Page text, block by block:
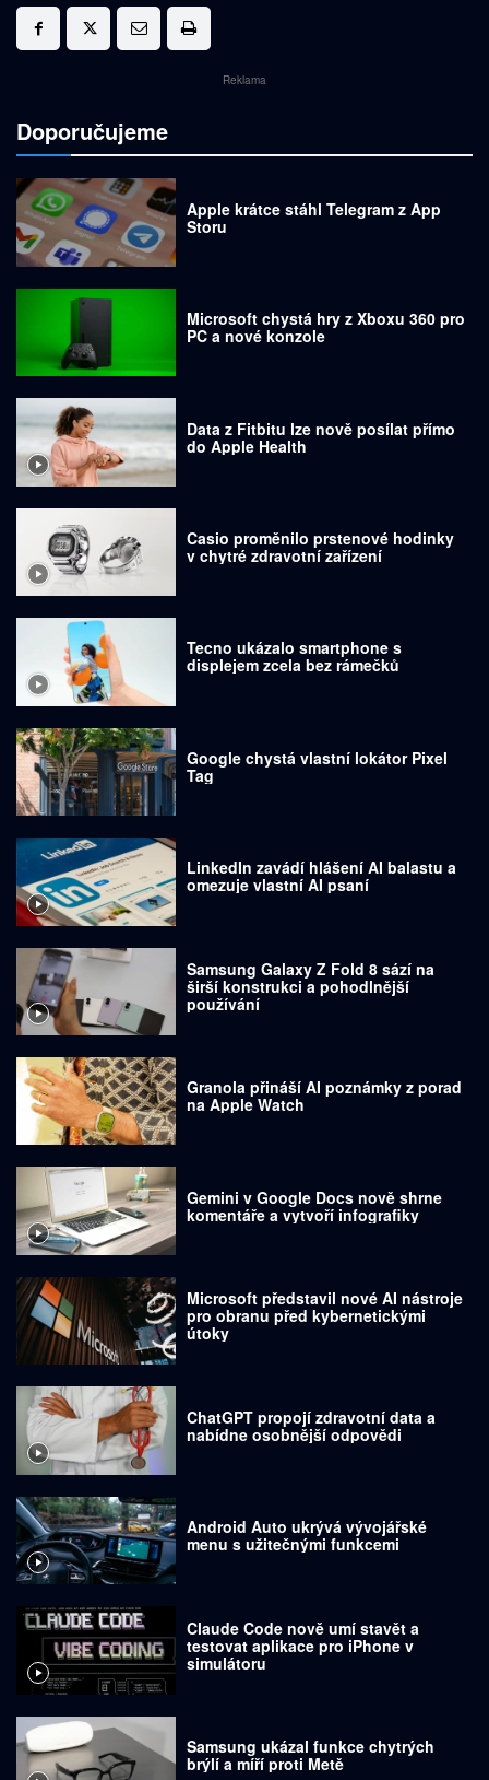
Reklama
Doporučujeme
Apple krátce stáhl Telegram z App
Storu
Microsoft chystá hry z Xboxu 360 pro
PC a nové konzole
Data z Fitbitu lze nově posílat přímo
do Apple Health
Casio proměnilo prstenové hodinky
v chytré zdravotní zařízení
Tecno ukázalo smartphone s
displejem zcela bez rámečků
Google chystá vlastní lokátor Pixel
Tag
LinkedIn zavádí hlášení AI balastu a
omezuje vlastní AI psaní
Samsung Galaxy Z Fold 8 sází na
širší konstrukci a pohodlnější
používání
Granola přináší AI poznámky z porad
na Apple Watch
Gemini v Google Docs nově shrne
komentáře a vytvoří infografiky
Microsoft představil nové AI nástroje
pro obranu před kybernetickými
útoky
ChatGPT propojí zdravotní data a
nabídne osobnější odpovědi
Android Auto ukrývá vývojářské
menu s užitečnými funkcemi
Claude Code nově umí stavět a
testovat aplikace pro iPhone v
simulátoru
Samsung ukázal funkce chytrých
brýlí a míří proti Metě